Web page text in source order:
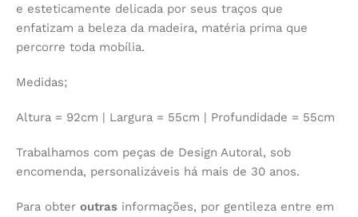
e esteticamente delicada por seus traços que
enfatizam a beleza da madeira, matéria prima que
percorre toda mobília.
Medidas;
Altura = 92cm | Largura = 55cm | Profundidade = 55cm
Trabalhamos com peças de Design Autoral, sob
encomenda, personalizáveis há mais de 30 anos.
Para obter outras informações, por gentileza entre em